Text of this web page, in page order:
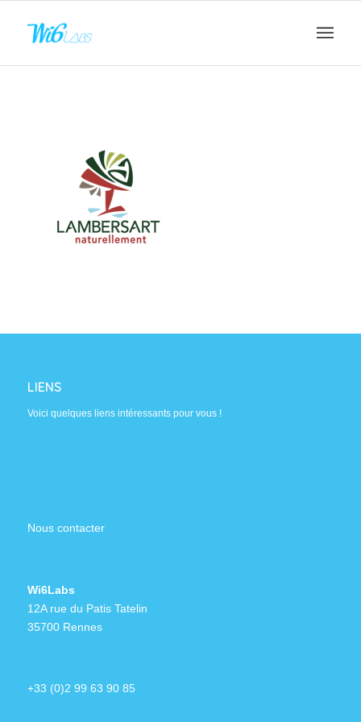
LIENS
Voici quelques liens intéressants pour vous !
Nous contacter
Wi6Labs
12A rue du Patis Tatelin
35700 Rennes
+33 (0)2 99 63 90 85